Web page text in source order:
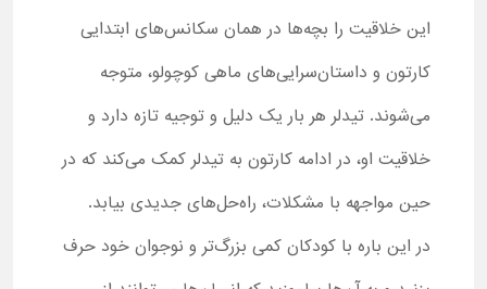
این خلاقیت را بچه‌ها در همان سکانس‌های ابتدایی
کارتون و داستان‌سرایی‌های ماهی کوچولو، متوجه
می‌شوند. تیدلر هر بار یک دلیل و توجیه تازه دارد و
خلاقیت او، در ادامه کارتون به تیدلر کمک می‌کند که در
حین مواجهه با مشکلات، راه‌حل‌های جدیدی بیابد.
در این باره با کودکان کمی بزرگ‌تر و نوجوان خود حرف